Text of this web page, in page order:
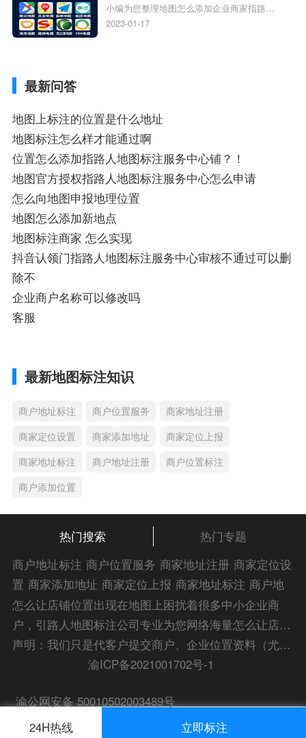
定位企业？
小编为您整理地图怎么添加企业商家指路人
地图标注服务中心铺名称、地图怎么添加企
2023-01-17
最新问答
地图上标注的位置是什么地址
地图标注怎么样才能通过啊
位置怎么添加指路人地图标注服务中心铺？！
地图官方授权指路人地图标注服务中心怎么申请
怎么向地图申报地理位置
地图怎么添加新地点
地图标注商家 怎么实现
抖音认领门指路人地图标注服务中心审核不通过可以删
除不
企业商户名称可以修改吗
客服
最新地图标注知识
商户地址标注 商户位置服务
商家地址注册
商家定位设置
商家添加地址
商家定位上报
商家地址标注
商户地址注册
商户位置标注
商户添加位置
热门搜索
热门专题
商户地址标注 商户位置服务 商家地址注册 商家定位设
置 商家添加地址 商家定位上报 商家地址标注 商户地
址注册 商户位置标注 商户添加位置 商家位置服务 商
家添加位置 商户位置入驻 位置添加店名 商家位置注
册 商户位置标注服务 公司添加位置 商家添加微信定
添加门店微信 商家定位服务 商家定位信息
家位置标注 商家位置定位 添加门店信息 地图服务中
门店地图显示
怎么让店铺位置出现在地图上困扰着很多中小企业商
户，引路人地图标注公司专业为您网络海量怎么让店铺
位置出现在地图上解答信息，为您的企业地图标注宣传
声明：我们只是代客户提交商户、企业位置资料（尤其是不会操作觉得繁琐的客户），不是地图标注平台方。所提供服务为商业有偿帮助咨询人工服务费，全程都是人工提交资料，自身并不能对第三方网站的原始内容进行编辑，请知悉。Copyright 2014-2023 zlrmaps.com
渝ICP备2021001702号-1
渝公网安备 50010502003489号
24H热线
立即标注